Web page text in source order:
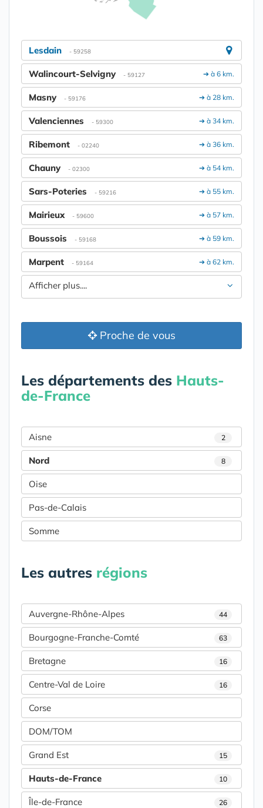
Lesdain - 59258
➔ à 6 km.
Walincourt-Selvigny - 59127
➔ à 28 km.
Masny - 59176
➔ à 34 km.
Valenciennes - 59300
➔ à 36 km.
Ribemont - 02240
➔ à 54 km.
Chauny - 02300
➔ à 55 km.
Sars-Poteries - 59216
➔ à 57 km.
Mairieux - 59600
➔ à 59 km.
Boussois - 59168
➔ à 62 km.
Marpent - 59164
Afficher plus....
Proche de vous
Les départements des Hauts-
de-France
Aisne 2
Nord 8
Oise
Pas-de-Calais
Somme
Les autres régions
Auvergne-Rhône-Alpes 44
Bourgogne-Franche-Comté 63
Bretagne 16
Centre-Val de Loire 16
Corse
DOM/TOM
Grand Est 15
Hauts-de-France 10
Île-de-France 26